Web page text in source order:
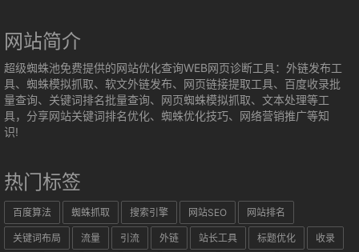
网站简介
超级蜘蛛池免费提供的网站优化查询WEB网页诊断工具：外链发布工
具、蜘蛛模拟抓取、软文外链发布、网页链接提取工具、百度收录批
量查询、关键词排名批量查询、网页蜘蛛模拟抓取、文本处理等工
具，分享网站关键词排名优化、蜘蛛优化技巧、网络营销推广等知
识!
热门标签
百度算法 蜘蛛抓取 搜索引擎 网站SEO 网站排名
关键词布局 流量 引流 外链 站长工具 标题优化 收录